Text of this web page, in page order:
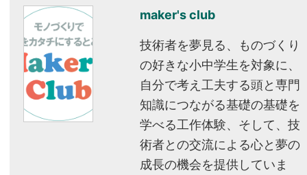
maker's club
技術者を夢見る、ものづくり
の好きな小中学生を対象に、
自分で考え工夫する頭と専門
知識につながる基礎の基礎を
学べる工作体験、そして、技
術者との交流による心と夢の
成長の機会を提供していま